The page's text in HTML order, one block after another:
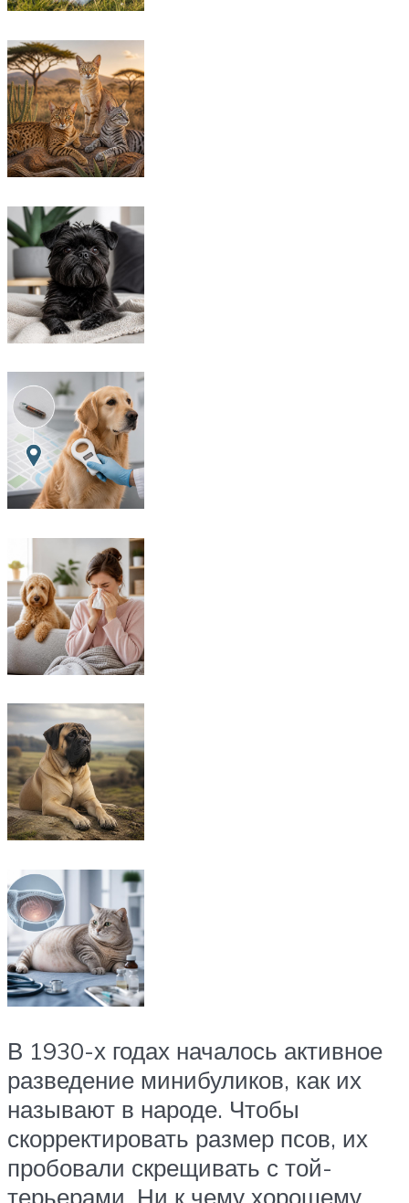
В 1930-х годах началось активное
разведение минибуликов, как их
называют в народе. Чтобы
скорректировать размер псов, их
пробовали скрещивать с той-
терьерами. Ни к чему хорошему